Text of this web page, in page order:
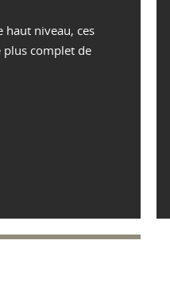
haut niveau, ces
plus complet de